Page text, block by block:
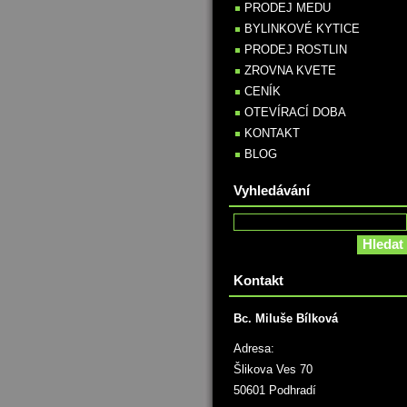
PRODEJ MEDU
BYLINKOVÉ KYTICE
PRODEJ ROSTLIN
ZROVNA KVETE
CENÍK
OTEVÍRACÍ DOBA
KONTAKT
BLOG
Vyhledávání
Kontakt
Bc. Miluše Bílková
Adresa:
Šlikova Ves 70
50601 Podhradí